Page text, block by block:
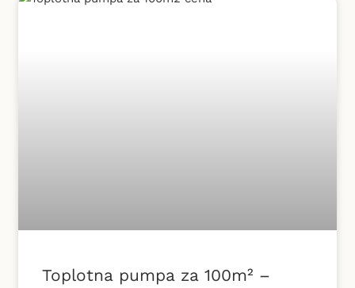
Toplotna pumpa za 100m² –